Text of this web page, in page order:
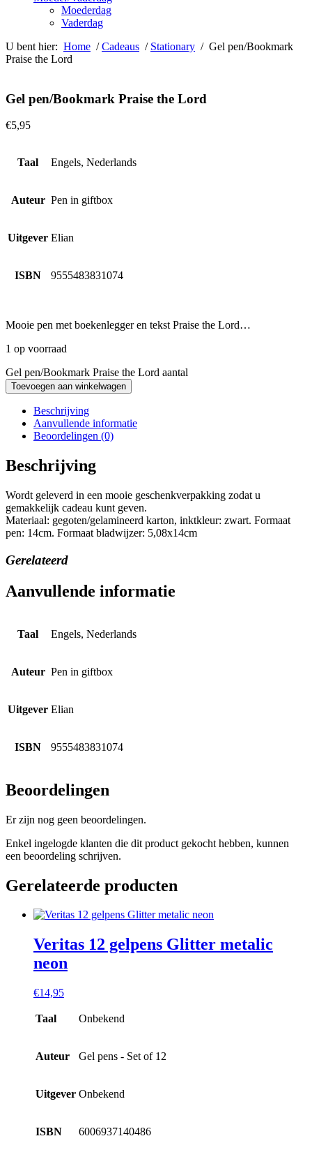
Moederdag
Vaderdag
U bent hier: Home /Cadeaus / Stationary / Gel pen/Bookmark
Praise the Lord
Gel pen/Bookmark Praise the Lord
€5,95
Taal Engels, Nederlands
Auteur Pen in giftbox
Uitgever Elian
ISBN 9555483831074
Mooie pen met boekenlegger en tekst Praise the Lord…
1 op voorraad
Gel pen/Bookmark Praise the Lord aantal
Toevoegen aan winkelwagen
Beschrijving
Aanvullende informatie
Beoordelingen (0)
Beschrijving
Wordt geleverd in een mooie geschenkverpakking zodat u
gemakkelijk cadeau kunt geven.
Materiaal: gegoten/gelamineerd karton, inktkleur: zwart. Formaat
pen: 14cm. Formaat bladwijzer: 5,08x14cm
Gerelateerd
Aanvullende informatie
Taal Engels, Nederlands
Auteur Pen in giftbox
Uitgever Elian
ISBN 9555483831074
Beoordelingen
Er zijn nog geen beoordelingen.
Enkel ingelogde klanten die dit product gekocht hebben, kunnen
een beoordeling schrijven.
Gerelateerde producten
Veritas 12 gelpens Glitter metalic
neon
€14,95
Taal Onbekend
Auteur Gel pens - Set of 12
Uitgever Onbekend
ISBN 6006937140486